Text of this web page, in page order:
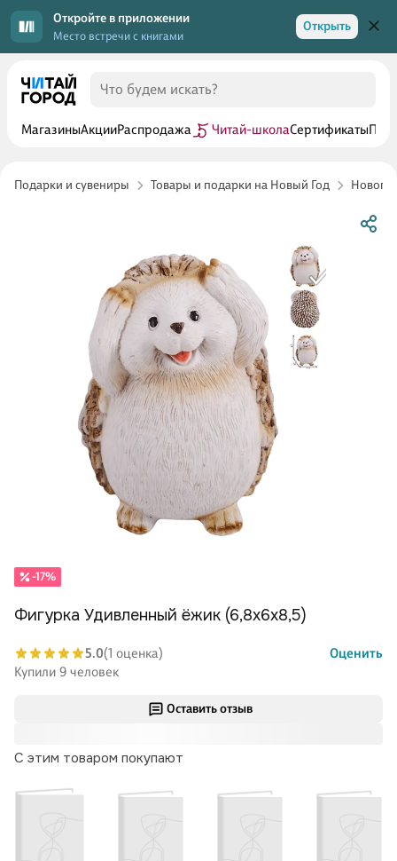
Откройте в приложении
Место встречи с книгами
Открыть
МагазиныАкцииРаспродажа Читай-школаСертификаты
Подарки и сувениры Товары и подарки на Новый Год
Оставить отзыв
С этим товаром покупают
-17%
Фигурка Удивленный ёжик (6,8x6x8,5)
5.0(1 оценка)
Оценить
Купили 9 человек